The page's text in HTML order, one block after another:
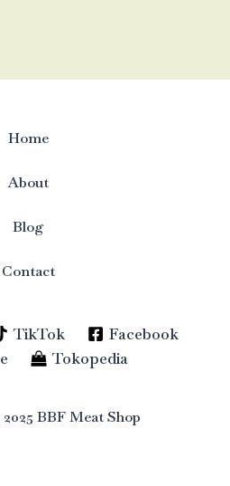
Home
About
Blog
Contact
TikTok
Facebook
Tokopedia
BBF Meat Shop